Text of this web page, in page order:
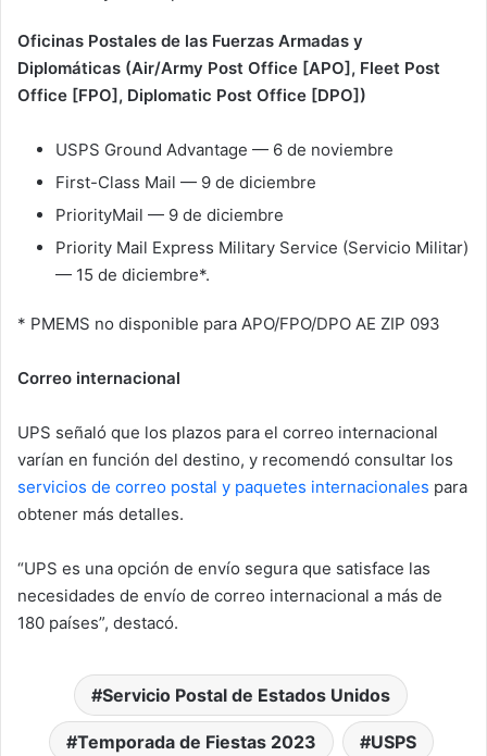
Oficinas Postales de las Fuerzas Armadas y
Diplomáticas (Air/Army Post Office [APO], Fleet Post
Office [FPO], Diplomatic Post Office [DPO])
USPS Ground Advantage — 6 de noviembre
First-Class Mail — 9 de diciembre
PriorityMail — 9 de diciembre
Priority Mail Express Military Service (Servicio Militar)
— 15 de diciembre*.
* PMEMS no disponible para APO/FPO/DPO AE ZIP 093
Correo internacional
UPS señaló que los plazos para el correo internacional
varían en función del destino, y recomendó consultar los
servicios de correo postal y paquetes internacionales para
obtener más detalles.
“UPS es una opción de envío segura que satisface las
necesidades de envío de correo internacional a más de
180 países”, destacó.
Servicio Postal de Estados Unidos
Temporada de Fiestas 2023 USPS